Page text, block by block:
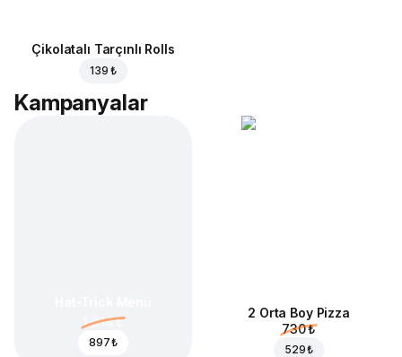
Çikolatalı Tarçınlı Rolls
139 ₺
Kampanyalar
1.214 ₺
897 ₺
2 Orta Boy Pizza
730 ₺
529 ₺